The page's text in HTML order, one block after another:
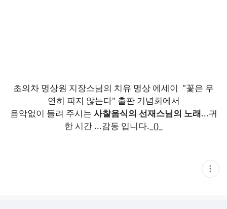
초의차 명상원 지장스님의 치유 명상 에세이 "꽃은 우
연히 피지 않는다" 출판 기념회에서
음악없이 들려 주시는 사찰음식의 선재스님의 노래...귀
한 시간 ...감동 입니다._()_
현
재